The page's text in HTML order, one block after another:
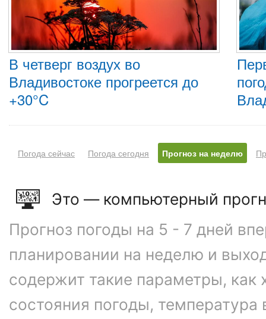
В четверг воздух во
Владивостоке прогреется до
+30°C
Погода сейчас Погода сегодня Прогноз на неделю
Это — компьютерный
Прогноз погоды на 5 - 7 дней
планировании на неделю и
содержит такие параметры, как
состояния погоды, температура